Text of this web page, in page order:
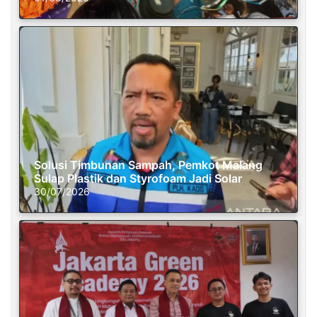
Solusi Timbunan Sampah, Pemkot Malang
Sulap Plastik dan Styrofoam Jadi Solar
30/07/2026